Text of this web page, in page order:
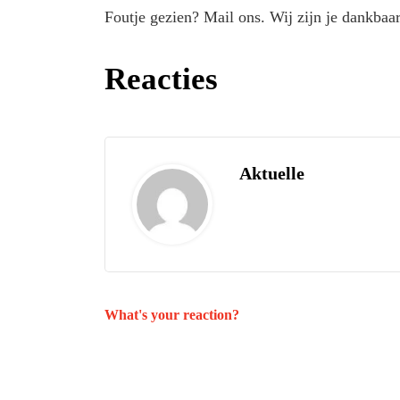
Foutje gezien? Mail ons. Wij zijn je
Reacties
Aktuelle
What's your reaction?